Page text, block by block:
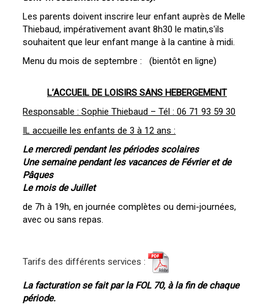
Les parents doivent inscrire leur enfant auprès de Melle
Thiebaud, impérativement avant 8h30 le matin,s'ils
souhaitent que leur enfant mange à la cantine à midi.
Menu du mois de septembre : (bientôt en ligne)
L’ACCUEIL DE LOISIRS SANS HEBERGEMENT
Responsable : Sophie Thiebaud – Tél : 06 71 93 59 30
IL accueille les enfants de 3 à 12 ans :
Le mercredi pendant les périodes scolaires
Une semaine pendant les vacances de Février et de
Pâques
Le mois de Juillet
de 7h à 19h, en journée complètes ou demi-journées,
avec ou sans repas.
Tarifs des différents services :
La facturation se fait par la FOL 70, à la fin de chaque
période.